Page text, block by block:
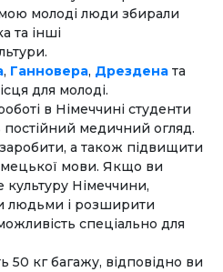
молоді люди збирали
та інші
, Ганновера, Дрездена та
для молоді.
в Німеччині студенти
постійний медичний огляд.
а також підвищити
мови. Якщо ви
культуру Німеччини,
людьми і розширити
спеціально для
50 кг багажу, відповідно ви